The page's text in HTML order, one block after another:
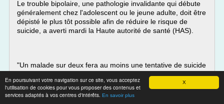
X
En poursuivant votre navigation sur ce site, vous acceptez
l'utilisation de cookies pour vous proposer des contenus et
services adaptés à vos centres d'intérêts. En savoir plus
Le trouble bipolaire, une pathologie invalidante qui débute
généralement chez l'adolescent ou le jeune adulte, doit être
dépisté le plus tôt possible afin de réduire le risque de
suicide, a averti mardi la Haute autorité de santé (HAS).
"Un malade sur deux fera au moins une tentative de suicide
un communiqué l'organisme...
Lire la suite